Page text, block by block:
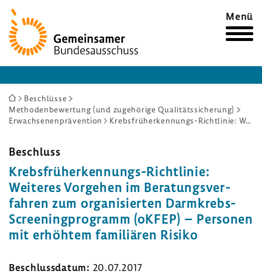
Zur
Startseite
Menü
Sie
sind
Beschlüsse
Methodenbewertung (und zugehörige Qualitätssicherung)
Erwachsenenprävention
Krebsfrüherkennungs-Richtlinie: Weiteres Vorgehen im Beratungsverfahren zum organisierten Darmkrebs-Screeningprogramm (oKFEP) – Personen mit erhöhtem familiären Risiko
Beschluss
Krebsfrüherkennungs-​Richtlinie:
Weiteres Vorgehen im Bera­tungs­ver­
fahren zum orga­ni­sierten Darmkrebs-​
Screeningprogramm (oKFEP) – Personen
mit erhöhtem fami­liären Risiko
Beschluss­datum: 20.07.2017